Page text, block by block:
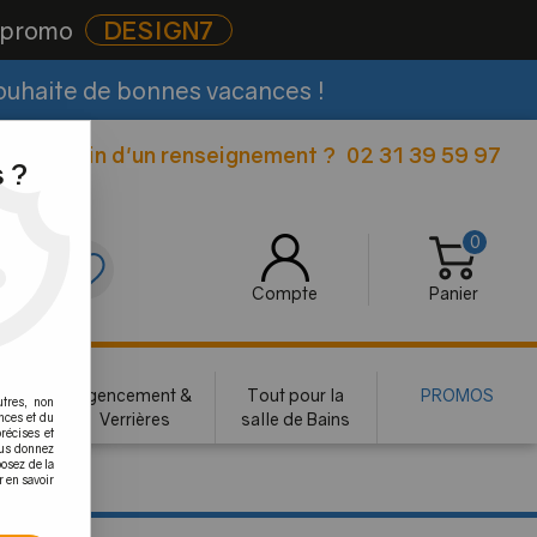
DESIGN7
de bonnes vacances !
Besoin d'un renseignement ? 02 31 39 59 97
Compte
0
Panier
Agencement &
Verrières
Tout pour la
salle de Bains
PROMOS
?
non
et du
et
donnez
de la
en savoir